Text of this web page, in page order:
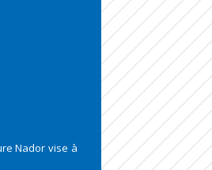
Nador vise à